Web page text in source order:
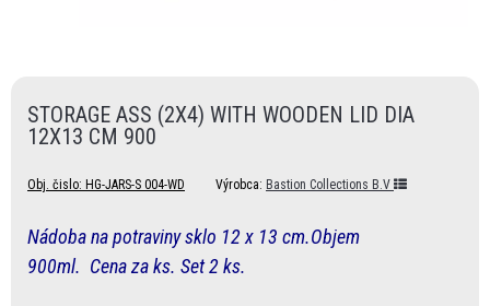
STORAGE ASS (2X4) WITH WOODEN LID DIA
12X13 CM 900
Obj. čislo: HG-JARS-S 004-WD Výrobca: Bastion Collections B.V
Nádoba na potraviny sklo 12 x 13 cm.Objem
900ml. Cena za ks. Set 2 ks.